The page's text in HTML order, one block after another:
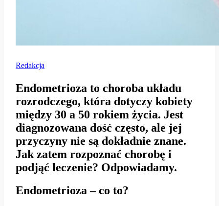
Redakcja
Endometrioza to choroba układu
rozrodczego, która dotyczy kobiety
między 30 a 50 rokiem życia. Jest
diagnozowana dość często, ale jej
przyczyny nie są dokładnie znane.
Jak zatem rozpoznać chorobę i
podjąć leczenie? Odpowiadamy.
Endometrioza – co to?